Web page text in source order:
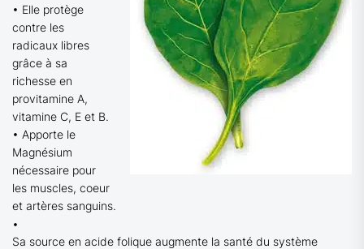
• Elle protège
contre les
radicaux libres
grâce à sa
richesse en
provitamine A,
vitamine C, E et B.
• Apporte le
Magnésium
nécessaire pour
les muscles, coeur
et artères sanguins.
•
Sa source en acide folique augmente la santé du système